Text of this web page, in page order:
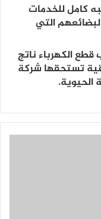
كامل للخدمات
التي
الكهرباء ناتج
تستحقها شركة
الحيوية.